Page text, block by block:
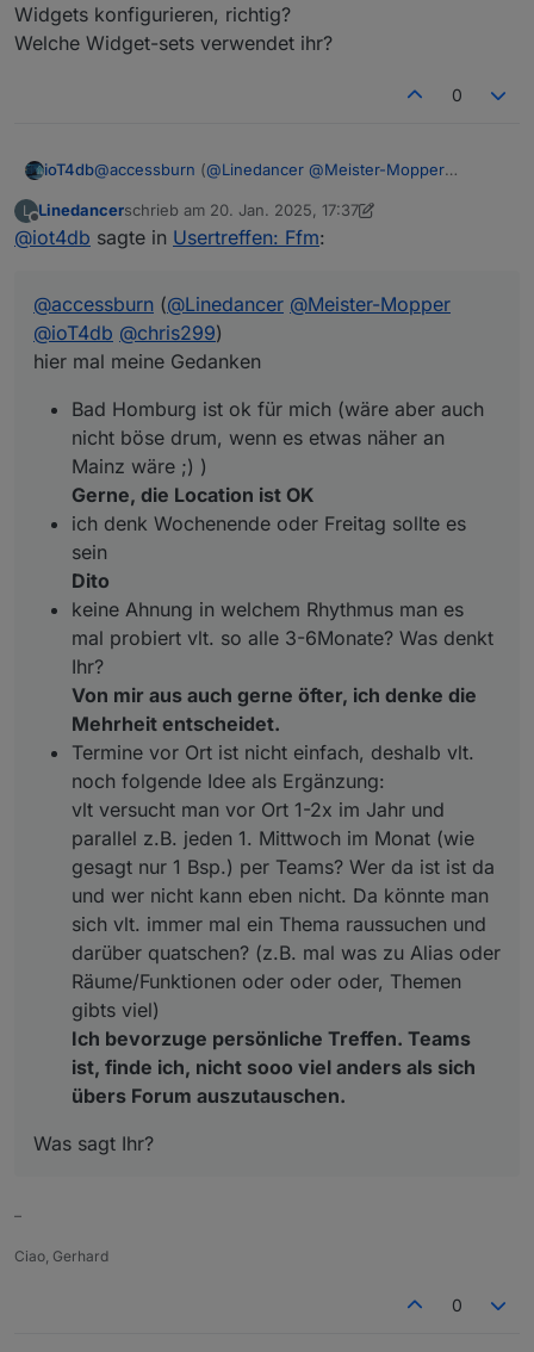
quatschen? (z.B. mal was zu Alias oder
Räume/Funktionen oder oder oder, Themen gibts
viel)
Widgets konfigurieren, richtig?
Welche Widget-sets verwendet ihr?
0
ioT4db@accessburn (@Linedancer @Meister-Mopper
hier mal meine Gedanken
Bad Homburg ist ok für mich (wäre aber auch
nicht böse drum, wenn es etwas näher an Mainz
keine Ahnung in welchem Rhythmus man es mal
probiert vlt. so alle 3-6Monate? Was denkt Ihr?
Termine vor Ort ist nicht einfach, deshalb vlt. noch
folgende Idee als Ergänzung:
vlt versucht man vor Ort 1-2x im Jahr und parallel
z.B. jeden 1. Mittwoch im Monat (wie gesagt nur 1
Bsp.) per Teams? Wer da ist ist da und wer nicht
kann eben nicht. Da könnte man sich vlt. immer
mal ein Thema raussuchen und darüber
quatschen? (z.B. mal was zu Alias oder
Räume/Funktionen oder oder oder, Themen gibts
Was sagt Ihr?
L
Offline
Linedancerschrieb am 20. Jan. 2025, 17:37
zuletzt editiert von Linedancer
@iot4db sagte in Usertreffen: Ffm:
@accessburn (@Linedancer @Meister-Mopper
@ioT4db @chris299)
hier mal meine Gedanken
Bad Homburg ist ok für mich (wäre aber auch
nicht böse drum, wenn es etwas näher an
Mainz wäre ;) )
Gerne, die Location ist OK
ich denk Wochenende oder Freitag sollte es
sein
Dito
keine Ahnung in welchem Rhythmus man es
mal probiert vlt. so alle 3-6Monate? Was denkt
Ihr?
Von mir aus auch gerne öfter, ich denke die
Mehrheit entscheidet.
Termine vor Ort ist nicht einfach, deshalb vlt.
noch folgende Idee als Ergänzung:
vlt versucht man vor Ort 1-2x im Jahr und
parallel z.B. jeden 1. Mittwoch im Monat (wie
gesagt nur 1 Bsp.) per Teams? Wer da ist ist da
und wer nicht kann eben nicht. Da könnte man
sich vlt. immer mal ein Thema raussuchen und
darüber quatschen? (z.B. mal was zu Alias oder
Räume/Funktionen oder oder oder, Themen
gibts viel)
Ich bevorzuge persönliche Treffen. Teams
ist, finde ich, nicht sooo viel anders als sich
übers Forum auszutauschen.
Was sagt Ihr?
–
Ciao, Gerhard
0